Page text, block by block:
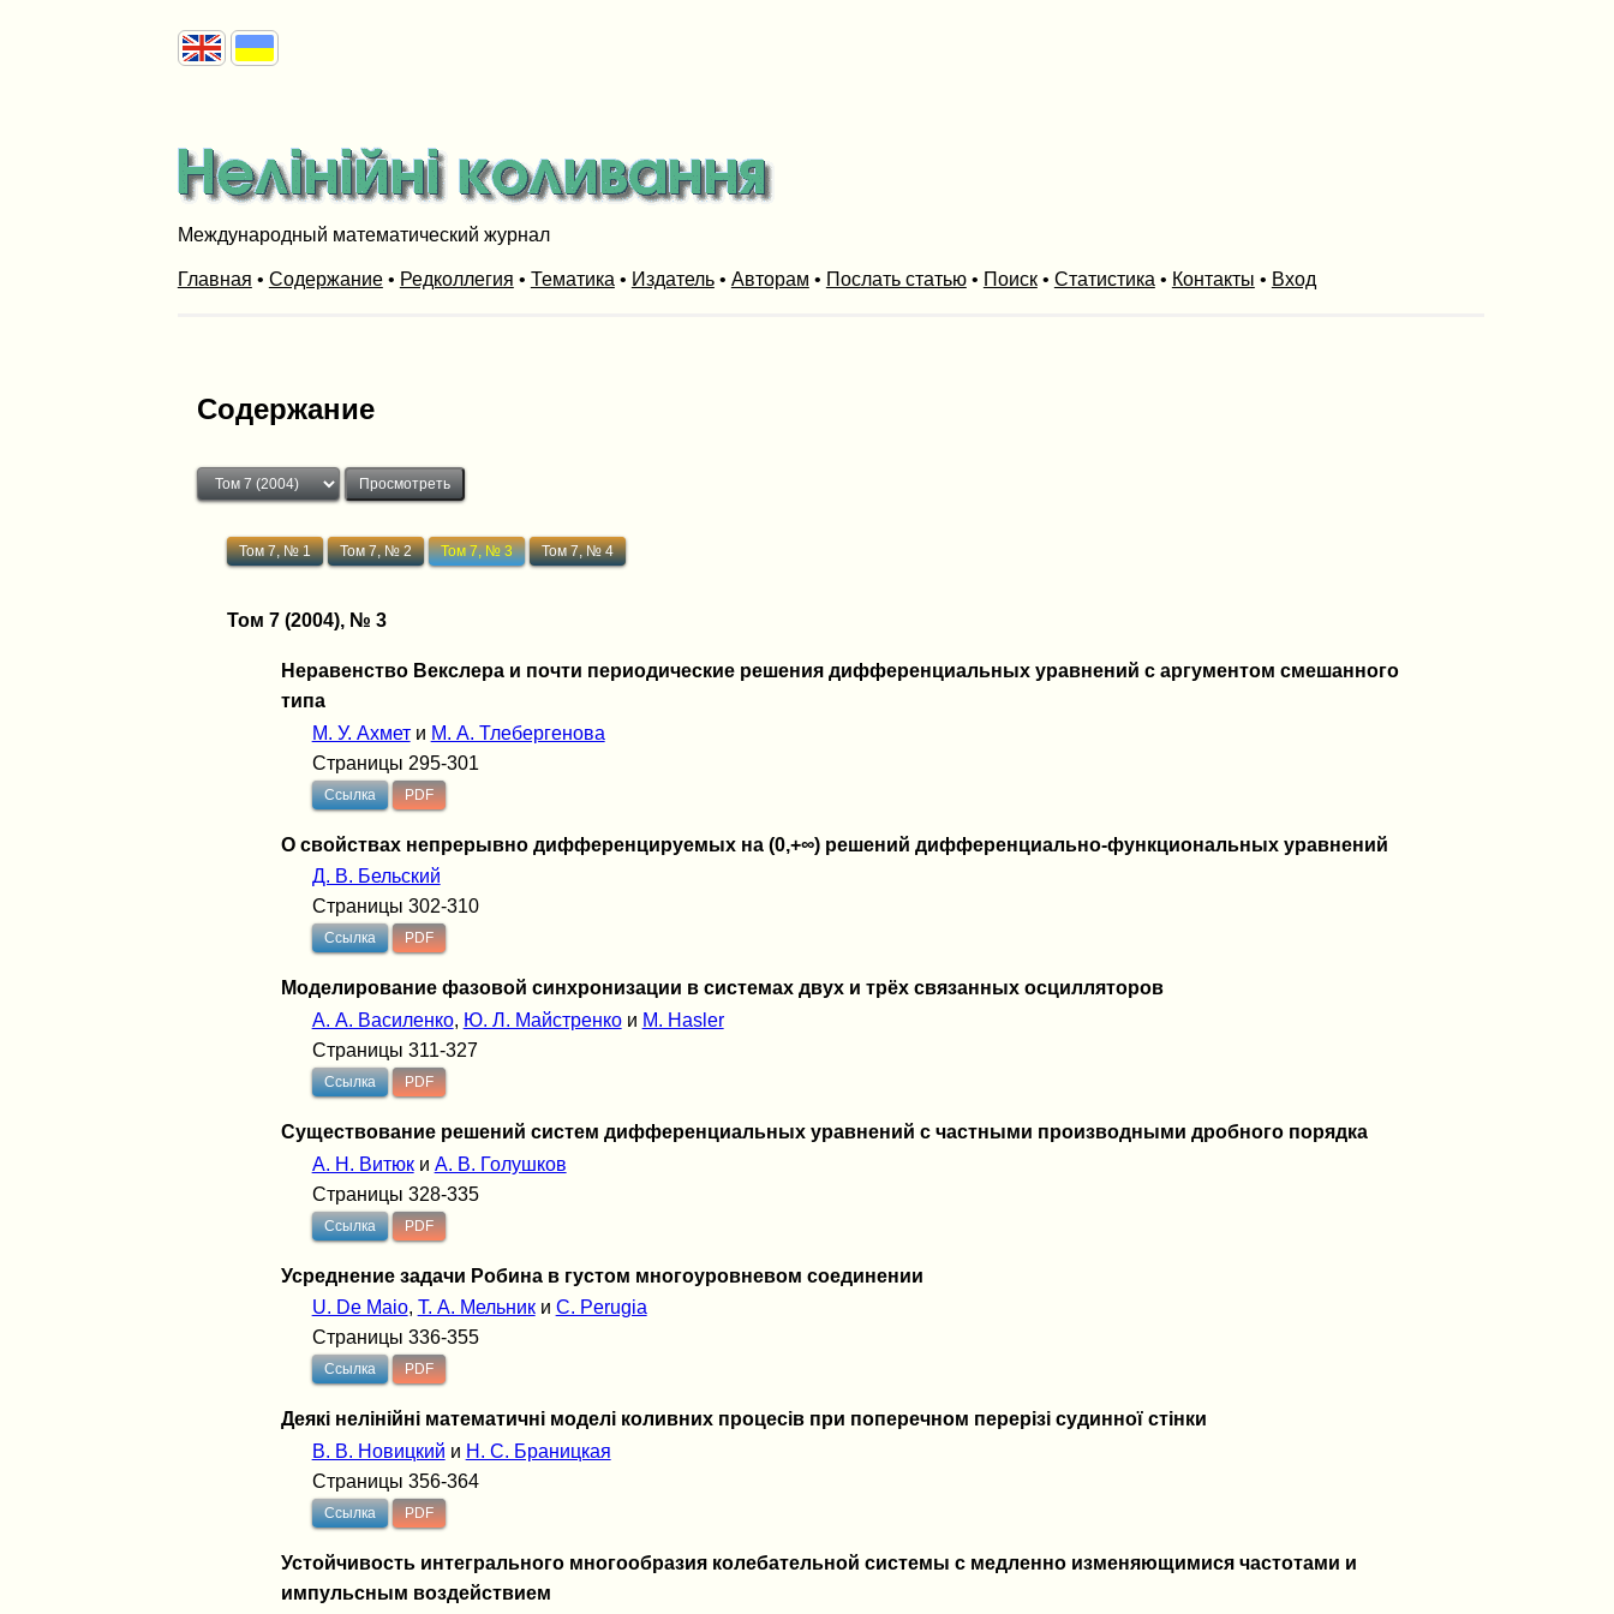
Международный математический журнал
Главная • Содержание• Редколлегия • Тематика • Издатель• Авторам • Послать статью• Поиск• Статистика • Контакты • Вход
Содержание
Том 7, № 1 Том 7, № 2 Том 7, № 3 Том 7, № 4
Том 7 (2004), № 3
Неравенство Векслера и почти периодические решения дифференциальных уравнений с аргументом смешанного
типа
М. У. Ахмети M. A. Тлебергенова
Страницы 295-301
Ссылка PDF
О свойствах непрерывно дифференцируемых на (0,+∞) решений дифференциально-функциональных уравнений
Д. В. Бельский
Страницы 302-310
Ссылка PDF
Моделирование фазовой синхронизации в системах двух и трёх связанных осцилляторов
А. А. Василенко, Ю. Л. Майстренкои M. Hasler
Страницы 311-327
Ссылка PDF
Существование решений систем дифференциальных уравнений с частными производными дробного порядка
А. Н. Витюки А. В. Голушков
Страницы 328-335
Ссылка PDF
Усреднение задачи Робина в густом многоуровневом соединении
U. De Maio, Т. А. Мельники C. Perugia
Страницы 336-355
Ссылка PDF
Деякі нелінійні математичні моделі коливних процесів при поперечном перерізі судинної стінки
В. В. Новицкий и Н. С. Браницкая
Страницы 356-364
Ссылка PDF
Устойчивость интегрального многообразия колебательной системы с медленно изменяющимися частотами и
импульсным воздействием